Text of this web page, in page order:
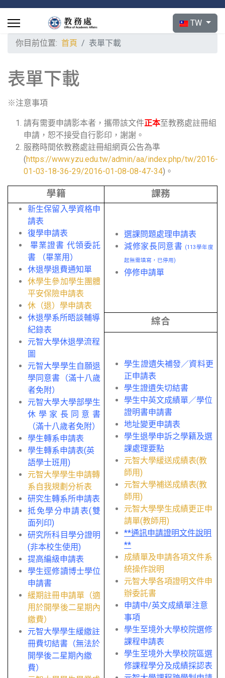
選擇你的語言
TW
你目前位置: 首頁 表單下載
表單下載
※注意事項
請有需要申請影本者，攜帶該文件正本至教務處註冊組
申請，恕不接受自行影印，謝謝。
服務時間依教務處註冊組網頁公告為準
(https://www.yzu.edu.tw/admin/aa/index.php/tw/2016-
01-03-18-36-29/2016-01-08-08-47-34)。
學籍 課務
新生保留入學資格申
請表
復學申請表
畢業證書 代領委託
書 （畢業用）
休退學退費通知單
休學生參加學生團體
平安保險申請表
休（退）學申請表
休退學系所晤談輔導
紀錄表
元智大學休退學流程
圖
元智大學學生自願退
學同意書（滿十八歲
者免附）
元智大學大學部學生
休學家長同意書
（滿十八歲者免附）
學生轉系申請表
學生轉系申請表(英
語學士班用)
元智大學學生申請轉
系自我規劃分析表
研究生轉系所申請表
抵免學分申請表(雙
面列印)
研究所科目學分證明
(非本校生使用)
提高編級申請表
學生逕修讀博士學位
申請書
緩期註冊申請單（適
用於開學後二星期內
繳費）
元智大學學生緩繳註
冊費切結書（無法於
開學後二星期內繳
費）
選課問題處理申請表
減修家長同意書 (113學年度
起無需填寫，已停用)
停修申請單
綜合
學生證遺失補發／資料更
正申請表
學生證遺失切結書
學生中英文成績單／學位
證明書申請書
地址變更申請表
學生退學申訴之學籍及選
課處理要點
元智大學緩送成績表(教
師用)
元智大學補送成績表(教
師用)
元智大學學生成績更正申
請單(教師用)
**通訊申請證明文件說明
**
成績單及申請各項文件系
統操作說明
元智大學各項證明文件申
辦委託書
申請中/英文成績單注意
事項
學生至境外大學校院選修
課程申請表
學生至境外大學校院區選
修課程學分及成績採認表